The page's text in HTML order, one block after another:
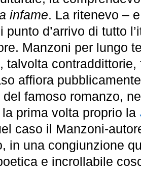
infame. La ritenevo –
punto d’arrivo di tutto
Manzoni per lungo
talvolta
affiora
del famoso romanzo,
prima volta proprio la
caso il Manzoni-
in una congiunzione
e incrollabile